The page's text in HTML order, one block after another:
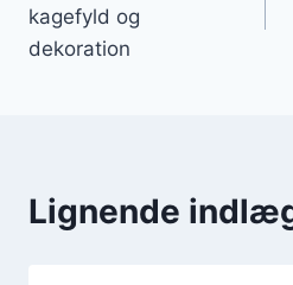
kagefyld og
dekoration
Lignende